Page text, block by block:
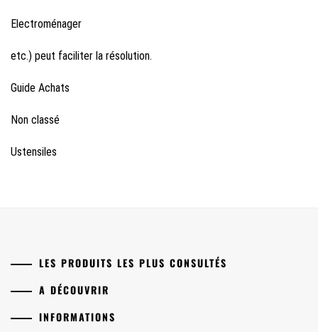
Electroménager
etc.) peut faciliter la résolution.
Guide Achats
Non classé
Ustensiles
LES PRODUITS LES PLUS CONSULTÉS
A DÉCOUVRIR
INFORMATIONS